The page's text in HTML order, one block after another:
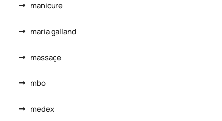
manicure
maria galland
massage
mbo
medex